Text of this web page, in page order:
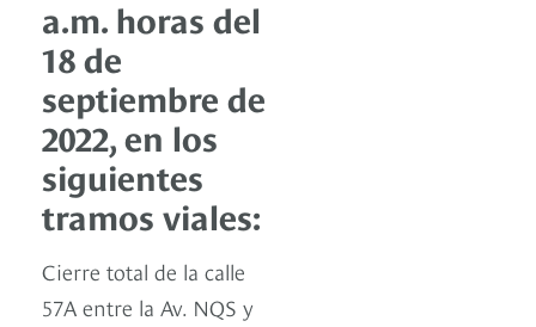
a.m. horas del
18 de
septiembre de
2022, en los
siguientes
tramos viales:
Cierre total de la calle
57A entre la Av. NQS y